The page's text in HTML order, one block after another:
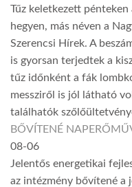
Tűz keletkezett
hegyen, más néven a
Szerencsi Hírek. A
is gyorsan terjedtek a
tűz időnként a fák
messziről is jól látható
találhatók
BŐVÍTENÉ
08-06
Jelentős energetikai
az intézmény bővítené a